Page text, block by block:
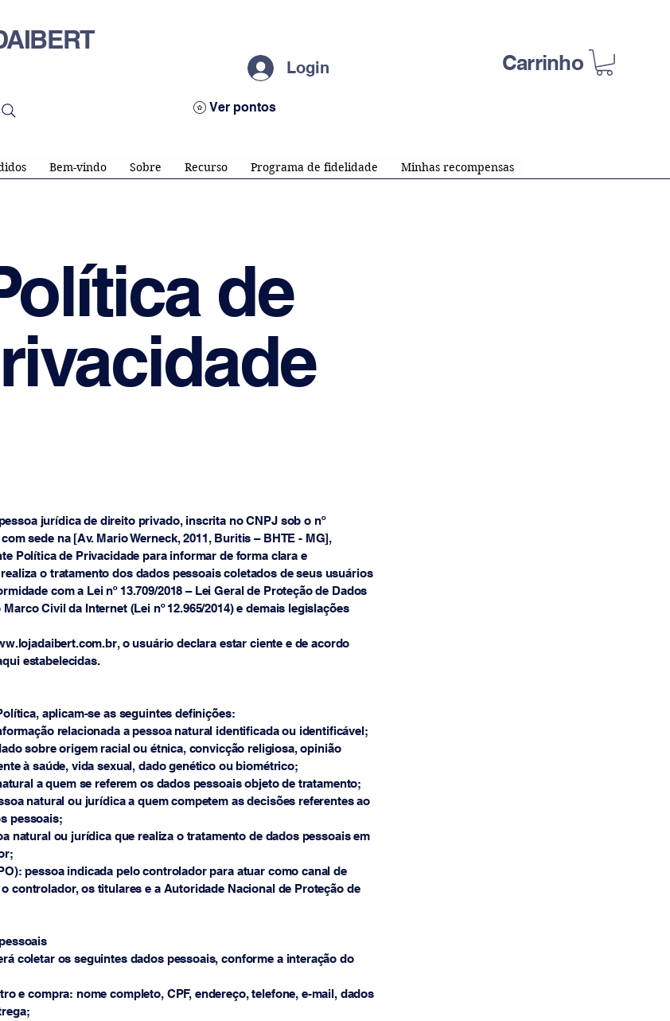
Login Carrinho
Ver pontos
Bem-vindo Sobre Recurso Programa de fidelidade Minhas recompensas
de
jurídica de direito privado, inscrita no CNPJ sob o nº
com sede na [Av. Mario Werneck, 2011, Buritis – BHTE - MG],
Política de Privacidade para informar de forma clara e
o tratamento dos dados pessoais coletados de seus usuários
com a Lei nº 13.709/2018 – Lei Geral de Proteção de Dados
Civil da Internet (Lei nº 12.965/2014) e demais legislações
o usuário declara estar ciente e de acordo
estabelecidas.
aplicam-se as seguintes definições:
relacionada a pessoa natural identificada ou identificável;
sobre origem racial ou étnica, convicção religiosa, opinião
à saúde, vida sexual, dado genético ou biométrico;
a quem se referem os dados pessoais objeto de tratamento;
natural ou jurídica a quem competem as decisões referentes ao
pessoais;
natural ou jurídica que realiza o tratamento de dados pessoais em
pessoa indicada pelo controlador para atuar como canal de
controlador, os titulares e a Autoridade Nacional de Proteção de
coletar os seguintes dados pessoais, conforme a interação do
e compra: nome completo, CPF, endereço, telefone, e-mail, dados